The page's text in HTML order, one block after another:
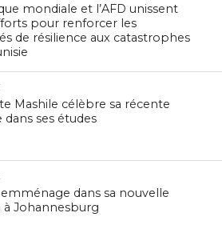
mondiale et l’AFD unissent
pour renforcer les
de résilience aux catastrophes
Mashile célèbre sa récente
dans ses études
dans sa nouvelle
à Johannesburg